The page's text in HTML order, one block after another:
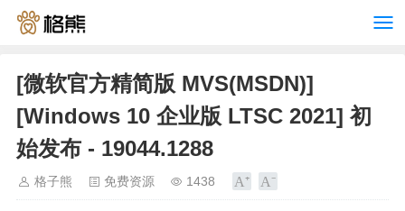
[微软官方精简版 MVS(MSDN)]
[Windows 10 企业版 LTSC 2021] 初
始发布 - 19044.1288
格子熊 免费资源 1438